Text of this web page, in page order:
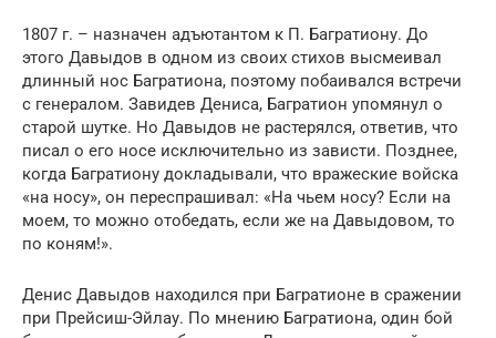
1807 г. – назначен адъютантом к П. Багратиону. До
этого Давыдов в одном из своих стихов высмеивал
длинный нос Багратиона, поэтому побаивался встречи
с генералом. Завидев Дениса, Багратион упомянул о
старой шутке. Но Давыдов не растерялся, ответив, что
писал о его носе исключительно из зависти. Позднее,
когда Багратиону докладывали, что вражеские войска
«на носу», он переспрашивал: «На чьем носу? Если на
моем, то можно отобедать, если же на Давыдовом, то
по коням!».
Денис Давыдов находился при Багратионе в сражении
при Прейсиш-Эйлау. По мнению Багратиона, один бой